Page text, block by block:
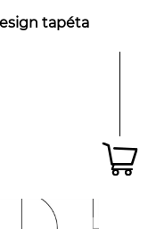
tapéta